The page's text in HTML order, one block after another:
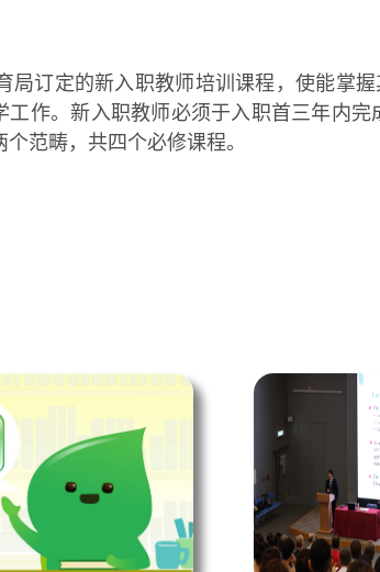
局订定的新入职教师培训课程，使能掌
作。新入职教师必须于入职首三年内
范畴，共四个必修课程。